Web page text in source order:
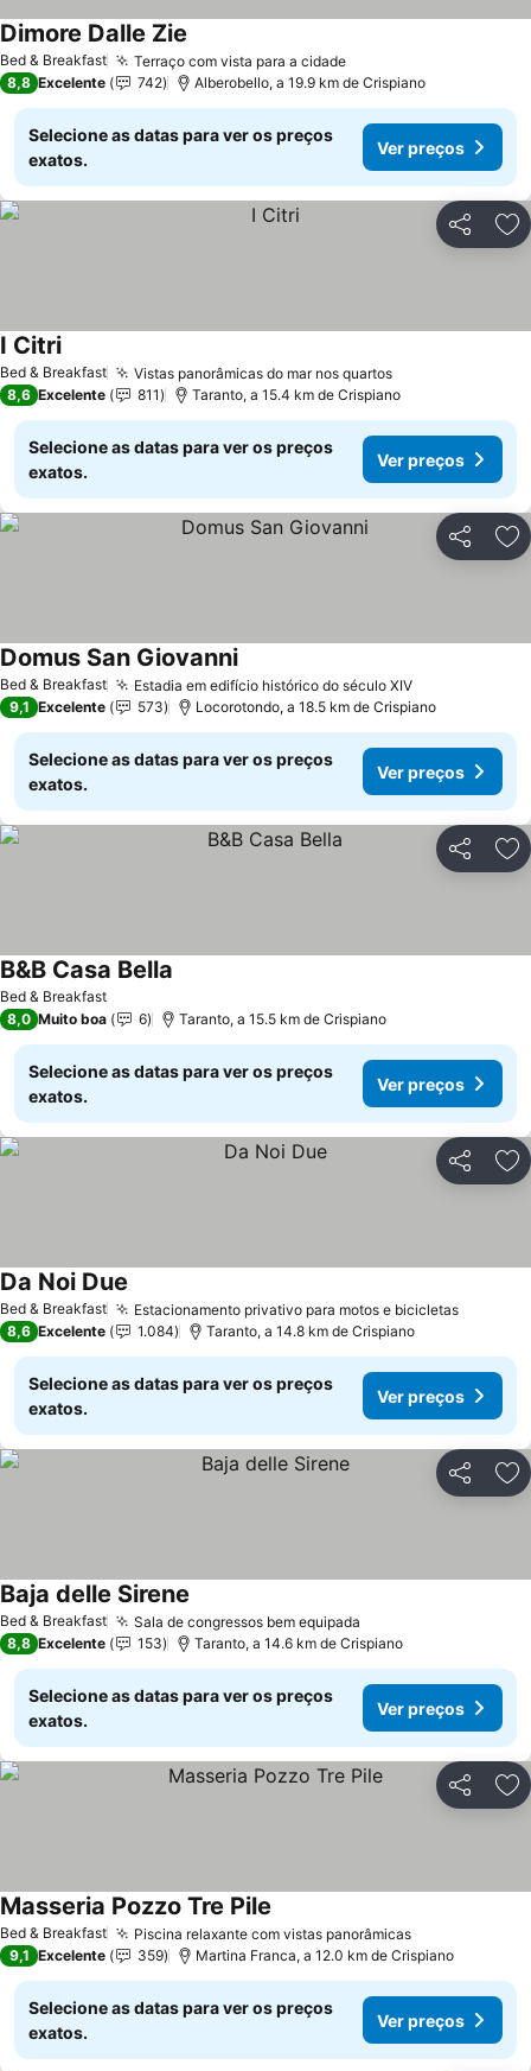
Bed & Breakfast Terraço com vista para a cidade
Dimore Dalle Zie
8,8 Excelente 742 Alberobello, a 19.9 km de Crispiano
Selecione as datas para ver os preços
exatos.
Ver preços
Partilhar
Bed & Breakfast Vistas panorâmicas do mar nos quartos
I Citri
8,6 Excelente 811 Taranto, a 15.4 km de Crispiano
Selecione as datas para ver os preços
exatos.
Ver preços
Partilhar
Bed & Breakfast Estadia em edifício histórico do século XIV
Domus San Giovanni
9,1 Excelente 573 Locorotondo, a 18.5 km de Crispiano
Selecione as datas para ver os preços
exatos.
Ver preços
Partilhar
Bed & Breakfast
B&B Casa Bella
8,0 Muito boa 6 Taranto, a 15.5 km de Crispiano
Selecione as datas para ver os preços
exatos.
Ver preços
Partilhar
Bed & Breakfast Estacionamento privativo para motos e bicicletas
Da Noi Due
8,6 Excelente 1.084 Taranto, a 14.8 km de Crispiano
Selecione as datas para ver os preços
exatos.
Ver preços
Partilhar
Bed & Breakfast Sala de congressos bem equipada
Baja delle Sirene
8,8 Excelente 153 Taranto, a 14.6 km de Crispiano
Selecione as datas para ver os preços
exatos.
Ver preços
Partilhar
Bed & Breakfast Piscina relaxante com vistas panorâmicas
Masseria Pozzo Tre Pile
9,1 Excelente 359 Martina Franca, a 12.0 km de Crispiano
Selecione as datas para ver os preços
exatos.
Ver preços